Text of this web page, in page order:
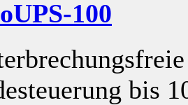
100
bis